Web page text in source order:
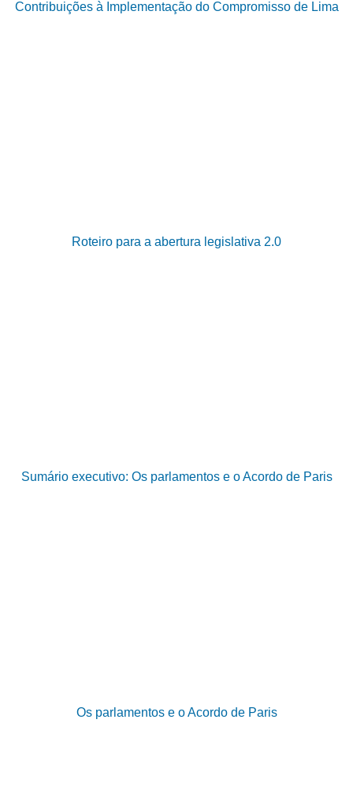
Contribuições à Implementação do Compromisso de Lima
Roteiro para a abertura legislativa 2.0
Sumário executivo: Os parlamentos e o Acordo de Paris
Os parlamentos e o Acordo de Paris